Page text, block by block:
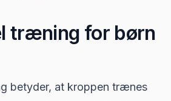
træning for børn
betyder, at kroppen trænes